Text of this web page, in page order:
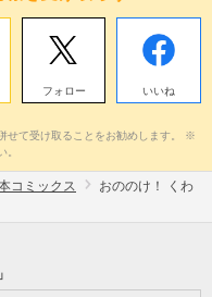
フォロー いいね
せて受け取ることをお勧めします。 ※
。
コミックス
おののけ！ くわ